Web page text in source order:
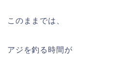
このままでは、
アジを釣る時間が